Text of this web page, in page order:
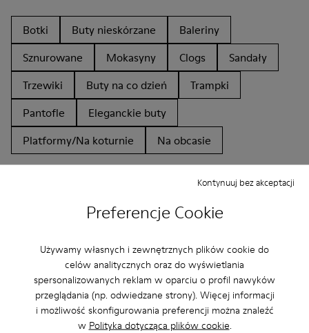
Preferencje Cookie
Używamy własnych i zewnętrznych plików cookie do
celów analitycznych oraz do wyświetlania
spersonalizowanych reklam w oparciu o profil nawyków
przeglądania (np. odwiedzane strony). Więcej informacji
i możliwość skonfigurowania preferencji można znaleźć
w Polityka dotycząca plików cookie.
Kontynuuj bez akceptacji
Botki Buty nieskórzane
Baleriny
Sznurowane
Mokasyny Clogs
Sandały
Trzewiki
Buty na co dzień
Trampki
Pantofle
Eleganckie buty
Platformy/Na koturnie
Na obcasie
CAMPER MĘŻCZYŹNI BUTY SLS DLA MĘŻCZYŹNI
Wyprzedaż: Odbierz dodatkowy rabat